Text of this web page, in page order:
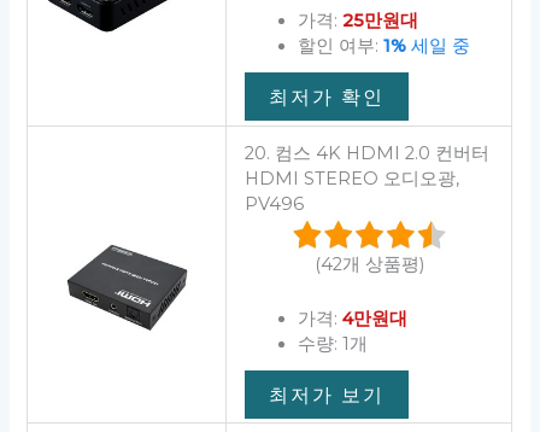
가격: 25만원대
할인 여부: 1%세일 중
최저가 확인
20. 컴스 4K HDMI 2.0 컨버터
HDMI STEREO 오디오광,
PV496
(42개 상품평)
가격: 4만원대
수량: 1개
최저가 보기